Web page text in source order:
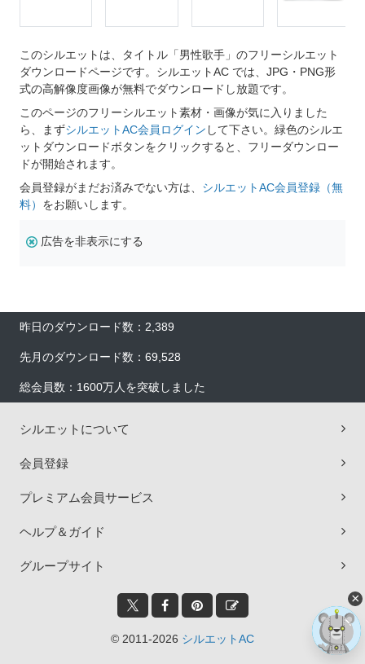
このシルエットは、タイトル「男性歌手」のフリーシルエット
ダウンロードページです。シルエットAC では、JPG・PNG形
式の高解像度画像が無料でダウンロードし放題です。
このページのフリーシルエット素材・画像が気に入りました
ら、まずシルエットAC会員ログイン して下さい。緑色のシルエ
ットダウンロードボタンをクリックすると、フリーダウンロー
ドが開始されます。
会員登録がまだお済みでない方は、 シルエットAC会員登録（無
料） をお願いします。
広告を非表示にする
昨日のダウンロード数：2,389
先月のダウンロード数：69,528
総会員数：1600万人を突破しました
シルエットについて
会員登録
プレミアム会員サービス
ヘルプ＆ガイド
グループサイト
© 2011-2026 シルエットAC
×